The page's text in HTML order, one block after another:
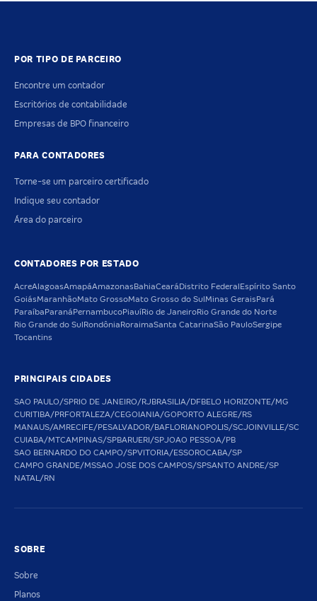
POR TIPO DE PARCEIRO
Encontre um contador
Escritórios de contabilidade
Empresas de BPO financeiro
PARA CONTADORES
Torne-se um parceiro certificado
Indique seu contador
Área do parceiro
CONTADORES POR ESTADO
AcreAlagoasAmapáAmazonas BahiaCeará Distrito Federal Espírito Santo
GoiásMaranhãoMato GrossoMato Grosso do Sul Minas Gerais Pará
Paraíba Paraná PernambucoPiauíRio de JaneiroRio Grande do Norte
Rio Grande do Sul Rondônia RoraimaSanta CatarinaSão PauloSergipe
Tocantins
PRINCIPAIS CIDADES
SAO PAULO/SPRIO DE JANEIRO/RJBRASILIA/DFBELO HORIZONTE/MG
CURITIBA/PRFORTALEZA/CEGOIANIA/GOPORTO ALEGRE/RS
MANAUS/AMRECIFE/PESALVADOR/BAFLORIANOPOLIS/SCJOINVILLE/SC
CUIABA/MTCAMPINAS/SPBARUERI/SPJOAO PESSOA/PB
SAO BERNARDO DO CAMPO/SPVITORIA/ESSOROCABA/SP
CAMPO GRANDE/MSSAO JOSE DOS CAMPOS/SPSANTO ANDRE/SP
NATAL/RN
SOBRE
Sobre
Planos